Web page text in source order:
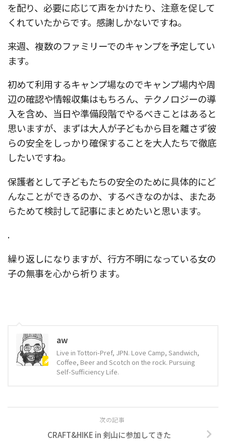
を配り、必要に応じて声をかけたり、注意を促して
くれていたからです。感謝しかないですね。
来週、複数のファミリーでのキャンプを予定してい
ます。
初めて利用するキャンプ場なのでキャンプ場内や周
辺の確認や情報収集はもちろん、テクノロジーの導
入を含め、当日や準備段階でやるべきことはあると
思いますが、まずは大人が子どもから目を離さず彼
らの安全をしっかり確保することを大人たちで徹底
したいですね。
保護者として子どもたちの安全のために具体的にど
んなことができるのか、するべきなのかは、またあ
らためて検討して記事にまとめたいと思います。
.
繰り返しになりますが、行方不明になっている女の
子の無事を心から祈ります。
aw
Live in Tottori-Pref, JPN. Love Camp, Sandwich,
Coffee, Beer and Scotch on the rock. Pursuing
Self-Sufficiency Life.
次の記事
CRAFT&HIKE in 剣山に参加してきた